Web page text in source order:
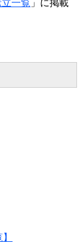
一覧 」に掲載